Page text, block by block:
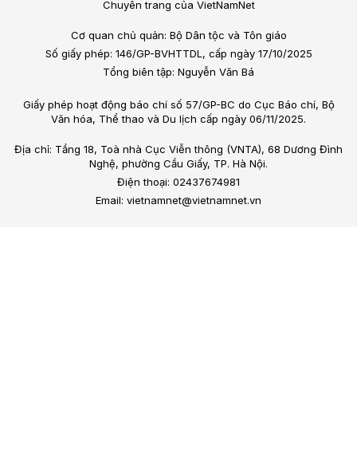
Chuyên trang của VietNamNet
Cơ quan chủ quản: Bộ Dân tộc và Tôn giáo
Số giấy phép: 146/GP-BVHTTDL, cấp ngày 17/10/2025
Tổng biên tập: Nguyễn Văn Bá
Giấy phép hoạt động báo chí số 57/GP-BC do Cục Báo chí, Bộ
Văn hóa, Thể thao và Du lịch cấp ngày 06/11/2025.
Địa chỉ: Tầng 18, Toà nhà Cục Viễn thông (VNTA), 68 Dương Đình
Nghệ, phường Cầu Giấy, TP. Hà Nội.
Điện thoại: 02437674981
Email: vietnamnet@vietnamnet.vn